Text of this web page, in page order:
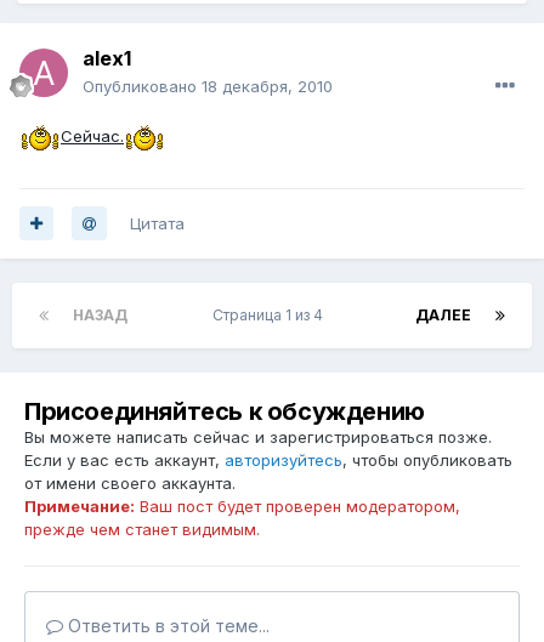
alex1
Опубликовано 18 декабря, 2010
Сейчас.
Цитата
НАЗАД ДАЛЕЕ
Страница 1 из 4
Присоединяйтесь к обсуждению
Вы можете написать сейчас и зарегистрироваться позже.
Если у вас есть аккаунт, авторизуйтесь, чтобы опубликовать
от имени своего аккаунта.
Примечание: Ваш пост будет проверен модератором,
прежде чем станет видимым.
Ответить в этой теме...